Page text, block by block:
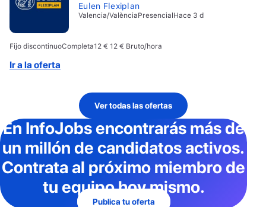
Eulen Flexiplan
Valencia/ValènciaPresencialHace 3 d
Fijo discontinuoCompleta12 € 12 € Bruto/hora
Ir a la oferta
Ver todas las ofertas
En InfoJobsencontrarás más de
un millón de candidatos activos.
Contrata al próximo miembro de
tu equipo hoy mismo.
Publica tu oferta